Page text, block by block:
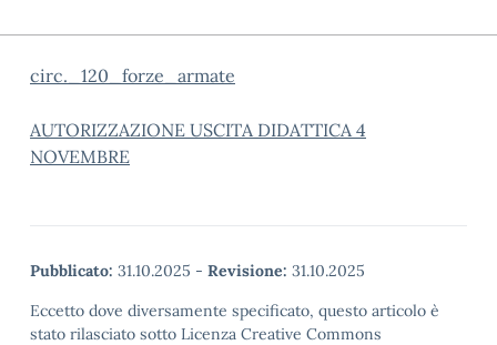
circ._120_forze_armate
AUTORIZZAZIONE USCITA DIDATTICA 4
NOVEMBRE
Pubblicato: 31.10.2025 - Revisione: 31.10.2025
Eccetto dove diversamente specificato, questo articolo è
stato rilasciato sotto Licenza Creative Commons